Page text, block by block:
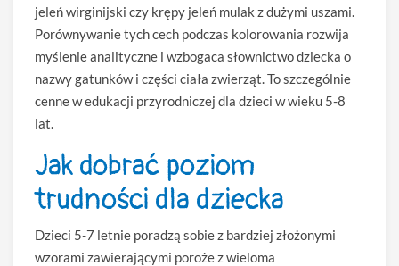
jeleń wirginijski czy krępy jeleń mulak z dużymi uszami.
Porównywanie tych cech podczas kolorowania rozwija
myślenie analityczne i wzbogaca słownictwo dziecka o
nazwy gatunków i części ciała zwierząt. To szczególnie
cenne w edukacji przyrodniczej dla dzieci w wieku 5-8
lat.
Jak dobrać poziom
trudności dla dziecka
Dzieci 5-7 letnie poradzą sobie z bardziej złożonymi
wzorami zawierającymi poroże z wieloma